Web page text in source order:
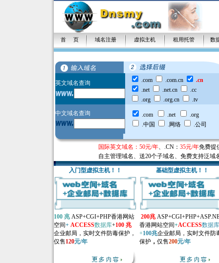
首 页 域名注册 虚拟主机 租用托管 数
英文域名查询 .com .com.cn
.cn
.net
.net.cn
.cc
.org
.org.cn
.tv
中文域名查询
.com .net
.org
.中国
.网络 .公司
国际英文域名：50元/年、 .CN： 35元/年免费提
自主管理域名、送20个子域名、免费支持泛域
入门型虚拟主机！！ 基础型虚拟主机！！
100 兆 ASP+CGI+PHP香港网站
空间+ ACCESS数据库+100 兆
企业邮局，实时文件防毒保护，
仅售120元/年
200兆
香港网站空间+ACCESS数据库
+100兆企业邮局，实时文件防
保护 ， 仅售200元/年